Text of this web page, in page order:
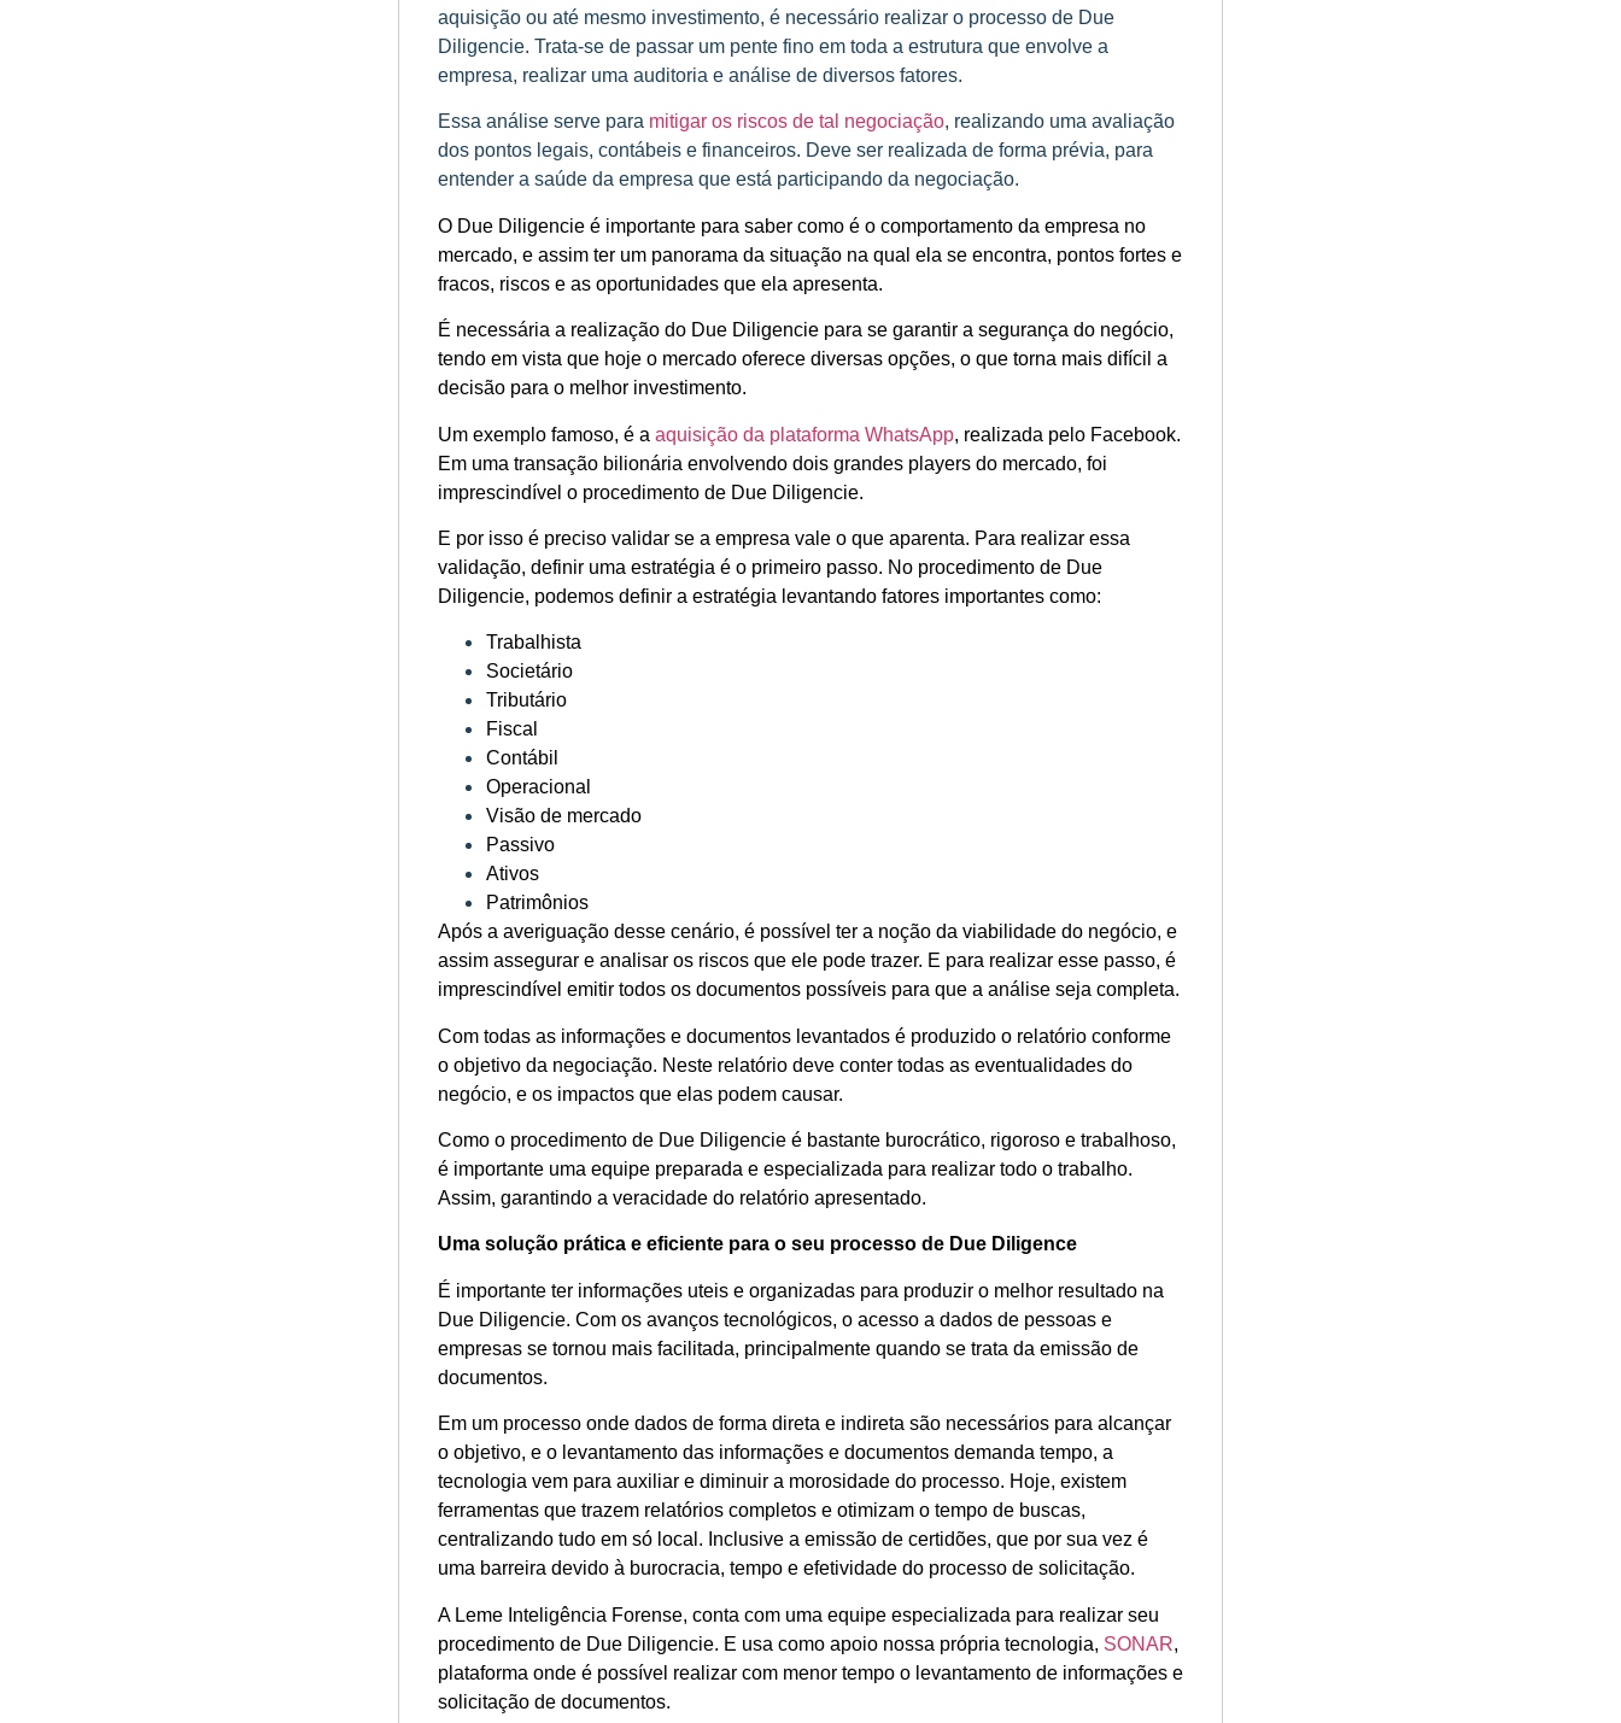
aquisição ou até mesmo investimento, é necessário realizar o processo de Due
Diligencie. Trata-se de passar um pente fino em toda a estrutura que envolve a
empresa, realizar uma auditoria e análise de diversos fatores.
Essa análise serve para mitigar os riscos de tal negociação, realizando uma avaliação
dos pontos legais, contábeis e financeiros. Deve ser realizada de forma prévia, para
entender a saúde da empresa que está participando da negociação.
O Due Diligencie é importante para saber como é o comportamento da empresa no
mercado, e assim ter um panorama da situação na qual ela se encontra, pontos fortes e
fracos, riscos e as oportunidades que ela apresenta.
É necessária a realização do Due Diligencie para se garantir a segurança do negócio,
tendo em vista que hoje o mercado oferece diversas opções, o que torna mais difícil a
decisão para o melhor investimento.
Um exemplo famoso, é a aquisição da plataforma WhatsApp, realizada pelo Facebook.
Em uma transação bilionária envolvendo dois grandes players do mercado, foi
imprescindível o procedimento de Due Diligencie.
E por isso é preciso validar se a empresa vale o que aparenta. Para realizar essa
validação, definir uma estratégia é o primeiro passo. No procedimento de Due
Diligencie, podemos definir a estratégia levantando fatores importantes como:
Trabalhista
Societário
Tributário
Fiscal
Contábil
Operacional
Visão de mercado
Passivo
Ativos
Patrimônios
Após a averiguação desse cenário, é possível ter a noção da viabilidade do negócio, e
assim assegurar e analisar os riscos que ele pode trazer. E para realizar esse passo, é
imprescindível emitir todos os documentos possíveis para que a análise seja completa.
Com todas as informações e documentos levantados é produzido o relatório conforme
o objetivo da negociação. Neste relatório deve conter todas as eventualidades do
negócio, e os impactos que elas podem causar.
Como o procedimento de Due Diligencie é bastante burocrático, rigoroso e trabalhoso,
é importante uma equipe preparada e especializada para realizar todo o trabalho.
Assim, garantindo a veracidade do relatório apresentado.
Uma solução prática e eficiente para o seu processo de Due Diligence
É importante ter informações uteis e organizadas para produzir o melhor resultado na
Due Diligencie. Com os avanços tecnológicos, o acesso a dados de pessoas e
empresas se tornou mais facilitada, principalmente quando se trata da emissão de
documentos.
Em um processo onde dados de forma direta e indireta são necessários para alcançar
o objetivo, e o levantamento das informações e documentos demanda tempo, a
tecnologia vem para auxiliar e diminuir a morosidade do processo. Hoje, existem
ferramentas que trazem relatórios completos e otimizam o tempo de buscas,
centralizando tudo em só local. Inclusive a emissão de certidões, que por sua vez é
uma barreira devido à burocracia, tempo e efetividade do processo de solicitação.
A Leme Inteligência Forense, conta com uma equipe especializada para realizar seu
procedimento de Due Diligencie. E usa como apoio nossa própria tecnologia, SONAR,
plataforma onde é possível realizar com menor tempo o levantamento de informações e
solicitação de documentos.